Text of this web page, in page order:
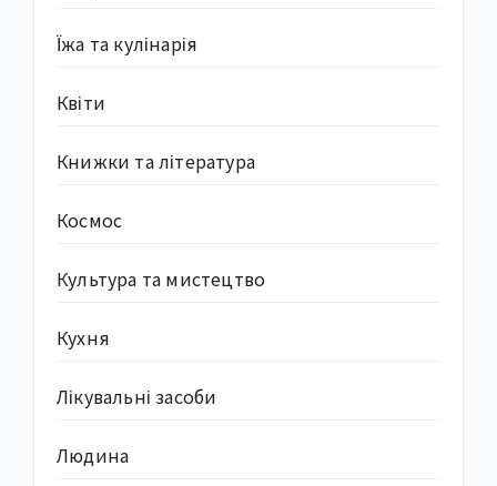
Їжа та кулінарія
Квіти
Книжки та література
Космос
Культура та мистецтво
Кухня
Лікувальні засоби
Людина